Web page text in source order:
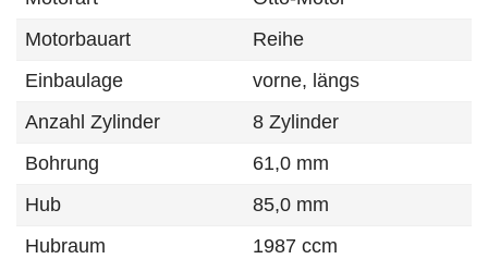
Motorbauart
Reihe
Einbaulage
vorne, längs
Anzahl Zylinder
8 Zylinder
Bohrung
61,0 mm
Hub
85,0 mm
Hubraum
1987 ccm